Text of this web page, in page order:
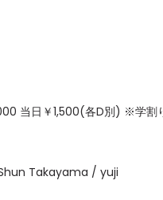
当日￥1,500(各D別) ※学割
Takayama / yuji